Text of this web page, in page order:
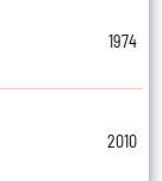
1974
2010